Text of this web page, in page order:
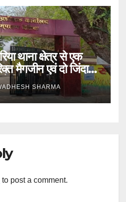
थाना क्षेत्र से एक
मैगजीन एवं दो जिंदा
गिरफ्तार दिया
SHARMA
to post a comment.